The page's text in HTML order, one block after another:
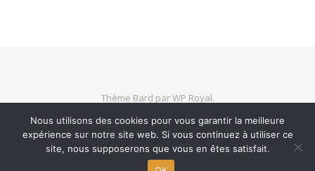
Thème Bard parWP Royal.
HAUT DE PAGE
Nous utilisons des cookies pour vous garantir la meilleure
expérience sur notre site web. Si vous continuez à utiliser ce
site, nous supposerons que vous en êtes satisfait.